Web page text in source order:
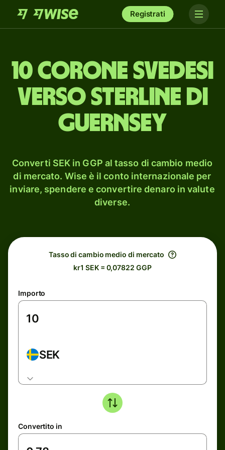
Registrati
10 corone svedesi
verso sterline di
Guernsey
Converti SEK in GGP al tasso di cambio medio
di mercato. Wise è il conto internazionale per
inviare, spendere e convertire denaro in valute
diverse.
Tasso di cambio medio di mercato
kr1 SEK = 0,07822 GGP
Importo
SEK
Convertito in